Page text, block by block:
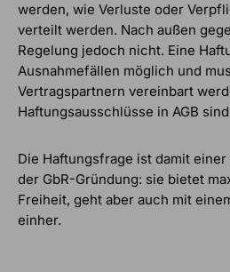
werden, wie Verluste oder
verteilt werden. Nach außen
Regelung jedoch nicht. Eine
Ausnahmefällen möglich und
Vertragspartnern vereinbart
Haftungsausschlüsse in AGB
Die Haftungsfrage ist damit
der GbR-Gründung: sie bietet
Freiheit, geht aber auch mit
einher.